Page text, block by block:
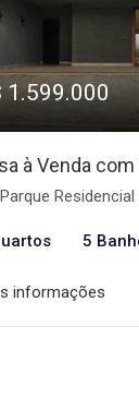
1.599.000
à Venda
Parque Residencial
5
informações